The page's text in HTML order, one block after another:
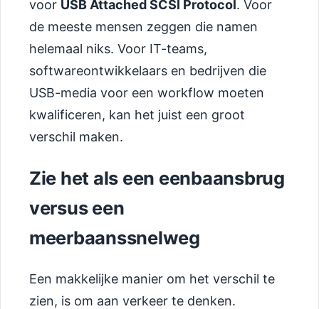
voor USB Attached SCSI Protocol. Voor
de meeste mensen zeggen die namen
helemaal niks. Voor IT-teams,
softwareontwikkelaars en bedrijven die
USB-media voor een workflow moeten
kwalificeren, kan het juist een groot
verschil maken.
Zie het als een eenbaansbrug
versus een
meerbaanssnelweg
Een makkelijke manier om het verschil te
zien, is om aan verkeer te denken.